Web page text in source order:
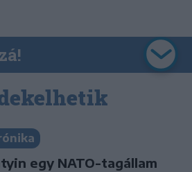
egy NATO-tagállam